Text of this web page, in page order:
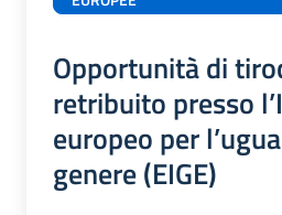
Opportunità di
retribuito presso
europeo per
genere (EIGE)